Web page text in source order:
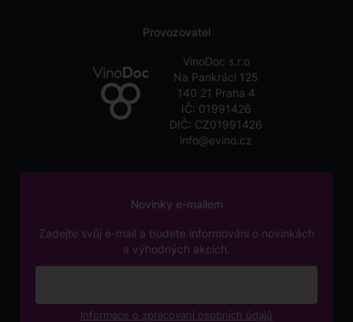
Provozovatel
VinoDoc s.r.o
Na Pankráci 125
140 21 Praha 4
IČ: 01991426
DIČ: CZ01991426
info@evino.cz
Novinky e-mailem
Zadejte svůj e-mail a budete informováni o novinkách
a výhodných akcích.
Informace o zpracování osobních údajů